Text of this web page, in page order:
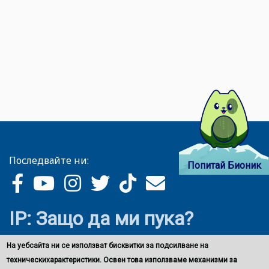
Попитай Бионик
Последвайте ни:
IP: Защо да ми пука?
На уебсайта ни се използват бисквитки за подсилване на
техническихарактеристики. Освен това използваме механизми за